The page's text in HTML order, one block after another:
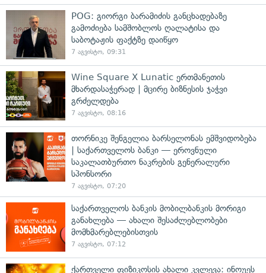
POG: გიორგი ბარამიძის განცხადებაზე
გამოძიება სამშობლოს ღალატისა და
საბოტაჟის ფაქტზე დაიწყო
7 აგვისტო, 09:31
Wine Square X Lunatic ერთმანეთის
მხარდასაჭერად | მცირე ბიზნესის ჯაჭვი
გრძელდება
7 აგვისტო, 08:16
თორნიკე შენგელია ბარსელონას ემშვიდობება
| საქართველოს ბანკი — ეროვნული
საკალათბურთო ნაკრების გენერალური
სპონსორი
7 აგვისტო, 07:20
საქართველოს ბანკის მობილბანკის მორიგი
განახლება — ახალი შესაძლებლობები
მომხმარებლებისთვის
7 აგვისტო, 07:12
ქართველი ფიზიკოსის ახალი კვლევა: ინოუეს